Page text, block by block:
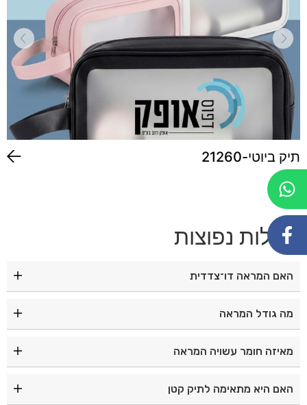
תיק ביוטי-21260
שאלות נפוצות
האם המראה דו־צדדית
מה גודל המראה
מאיזה חומר עשויה המראה
האם היא מתאימה לתיק קטן